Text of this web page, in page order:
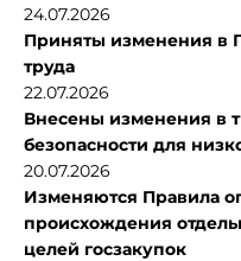
24.07.2026
Приняты изменения в
труда
22.07.2026
Внесены изменения в
безопасности для
20.07.2026
Изменяются Правила
происхождения
целей госзакупок